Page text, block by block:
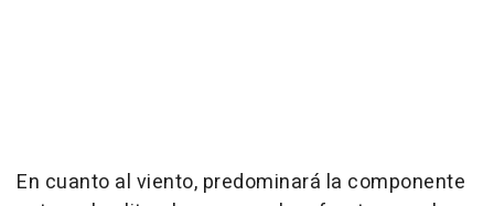
En cuanto al viento, predominará la componente